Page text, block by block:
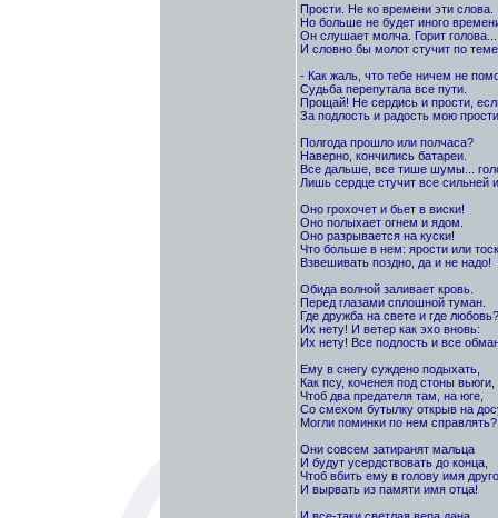
Прости. Не ко времени эти слова.
Но больше не будет иного
Он слушает молча. Горит голова...
И словно бы молот стучит по
- Как жаль, что тебе ничем не
Судьба перепутала все пути.
Прощай! Не сердись и прости,
За подлость и радость мою
Полгода прошло или полчаса?
Наверно, кончились батареи.
Все дальше, все тише шумы...
Лишь сердце стучит все сильней
Оно грохочет и бьет в виски!
Оно полыхает огнем и ядом.
Оно разрывается на куски!
Что больше в нем: ярости или
Взвешивать поздно, да и не надо!
Обида волной заливает кровь.
Перед глазами сплошной туман.
Где дружба на свете и где любовь?
Их нету! И ветер как эхо вновь:
Их нету! Все подлость и все
Ему в снегу суждено подыхать,
Как псу, коченея под стоны вьюги,
Чтоб два предателя там, на юге,
Со смехом бутылку открыв на
Могли поминки по нем
Они совсем затиранят мальца
И будут усердствовать до конца,
Чтоб вбить ему в голову имя
И вырвать из памяти имя отца!